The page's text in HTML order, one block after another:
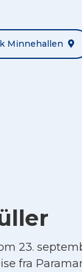
Minnehallen
23.
fra